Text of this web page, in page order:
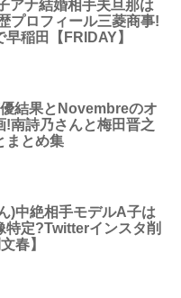
アナ結婚相手夫旦那は
プロフィール三菱商事!
稲田【FRIDAY】
結果とNovembreのオ
!南詩乃さんと梅田晋之
まとめ集
)中絶相手モデルA子は
特定?Twitterインスタ削
春】